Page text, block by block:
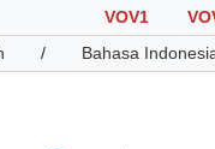
VOV1
/ Bahasa